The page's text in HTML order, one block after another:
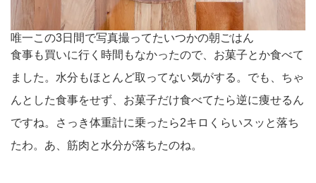
唯一この3日間で写真撮ってたいつかの朝ごはん
食事も買いに行く時間もなかったので、お菓子とか食べて
ました。水分もほとんど取ってない気がする。でも、ちゃ
んとした食事をせず、お菓子だけ食べてたら逆に痩せるん
ですね。さっき体重計に乗ったら2キロくらいスッと落ち
たわ。あ、筋肉と水分が落ちたのね。